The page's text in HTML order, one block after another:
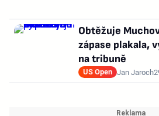
Obtěžuje
zápase plakala,
na tribuně
US Open Jan Jaroch